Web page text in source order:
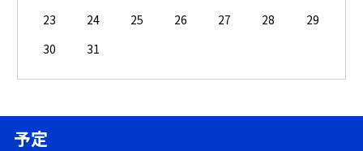
23
24 25 26 27 28
29
30
31
予定